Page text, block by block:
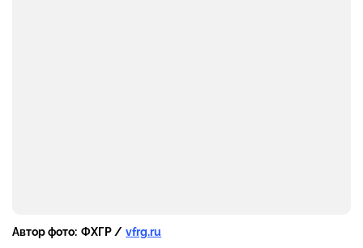
Автор фото: ФХГР / vfrg.ru